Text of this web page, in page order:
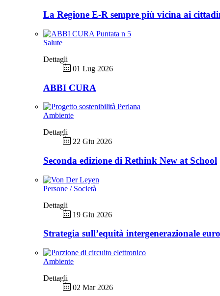
La Regione E-R sempre più vicina ai
Salute
Dettagli
01 Lug 2026
ABBI CURA
Ambiente
Dettagli
22 Giu 2026
Seconda edizione di Rethink New at School
Persone / Società
Dettagli
19 Giu 2026
Strategia sull’equità intergenerazionale
Ambiente
Dettagli
02 Mar 2026